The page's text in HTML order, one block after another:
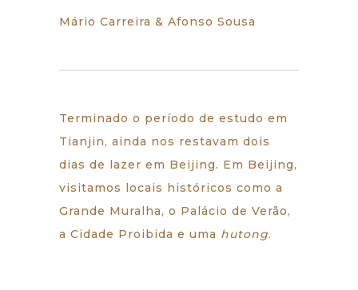
Mário Carreira & Afonso Sousa
Terminado o período de estudo em
Tianjin, ainda nos restavam dois
dias de lazer em Beijing. Em Beijing,
visitamos locais históricos como a
Grande Muralha, o Palácio de Verão,
a Cidade Proibida e uma hutong.